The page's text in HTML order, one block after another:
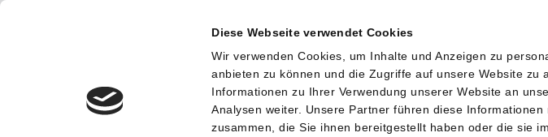
Diese Webseite verwendet Cookies
Wir verwenden Cookies, um Inhalte und Anzeigen zu
anbieten zu können und die Zugriffe auf unsere Website zu
Informationen zu Ihrer Verwendung unserer Website an
Analysen weiter. Unsere Partner führen diese
zusammen, die Sie ihnen bereitgestellt haben oder die sie